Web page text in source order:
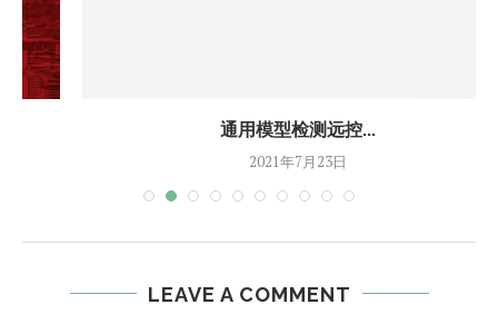
通用模型检测远控...
2021年7月23日
LEAVE A COMMENT